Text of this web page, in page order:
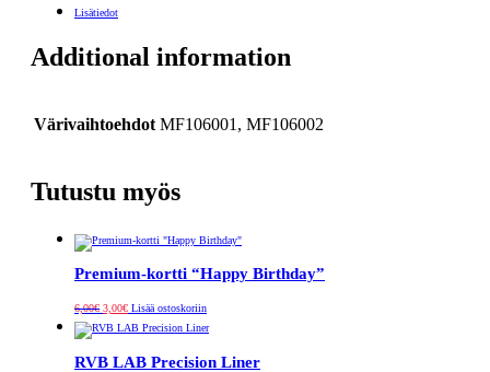
Lisätiedot
Additional information
Värivaihtoehdot MF106001, MF106002
Tutustu myös
Premium-kortti “Happy Birthday”
6,00€
Alkuperäinen
hinta
oli:
3,00€
Nykyinen
hinta
on:
Lisää ostoskoriin
RVB LAB Precision Liner